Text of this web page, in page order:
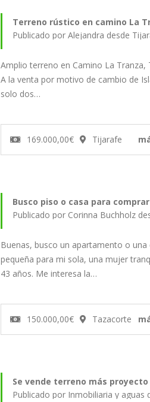
Terreno rústico en camino La
Publicado por
Amplio terreno en Camino La Tranza,
A la venta por motivo de cambio de
solo dos…
169.000,00€ Tijarafe
Busco piso o casa para comprar
Publicado por Corinna Buchholz
Buenas, busco un apartamento o una
pequeña para mi sola, una mujer
43 años. Me interesa la…
150.000,00€ Tazacorte
Se vende terreno más
Publicado por Inmobiliaria y aguas